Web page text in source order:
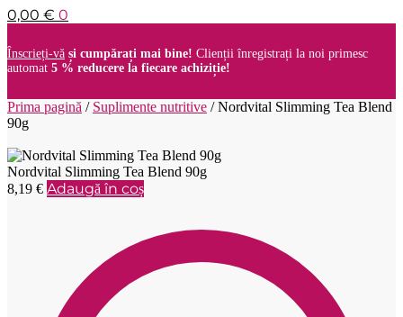
0,00 € 0
Înscrieți-vă și cumpărați mai bine! Clienții înregistrați la noi primesc
automat 5 % reducere la fiecare achiziție!
Prima pagină / Suplimente nutritive /Nordvital Slimming Tea Blend
90g
Nordvital Slimming Tea Blend 90g
8,19 € Adaugă în coș